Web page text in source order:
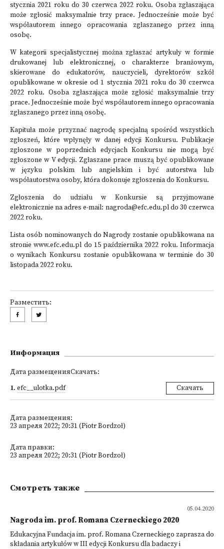
stycznia 2021 roku do 30 czerwca 2022 roku. Osoba zgłaszająca
może zgłosić maksymalnie trzy prace. Jednocześnie może być
współautorem innego opracowania zgłaszanego przez inną
osobę.
W kategorii specjalistycznej można zgłaszać artykuły w formie
drukowanej lub elektronicznej, o charakterze branżowym,
skierowane do edukatorów, nauczycieli, dyrektorów szkół
opublikowane w okresie od 1 stycznia 2021 roku do 30 czerwca
2022 roku. Osoba zgłaszająca może zgłosić maksymalnie trzy
prace. Jednocześnie może być współautorem innego opracowania
zgłaszanego przez inną osobę.
Kapituła może przyznać nagrodę specjalną spośród wszystkich
zgłoszeń, które wpłynęły w danej edycji Konkursu. Publikacje
zgłoszone w poprzednich edycjach Konkursu nie mogą być
zgłoszone w V edycji. Zgłaszane prace muszą być opublikowane
w języku polskim lub angielskim i być autorstwa lub
współautorstwa osoby, która dokonuje zgłoszenia do Konkursu.
Zgłoszenia do udziału w Konkursie są przyjmowane
elektronicznie na adres e-mail: nagroda@efc.edu.pl do 30 czerwca
2022 roku.
Lista osób nominowanych do Nagrody zostanie opublikowana na
stronie www.efc.edu.pl do 15 października 2022 roku. Informacja
o wynikach Konkursu zostanie opublikowana w terminie do 30
listopada 2022 roku.
Разместить:
Информация
Дата размещенияСкачать:
1. efc__ulotka.pdf Скачать
Дата размещения:
23 апреля 2022; 20:31 (Piotr Bordzoł)
Дата правки:
23 апреля 2022; 20:31 (Piotr Bordzoł)
Смотреть также
05.04.2020
Nagroda im. prof. Romana Czerneckiego 2020
Edukacyjna Fundacja im. prof. Romana Czerneckiego zaprasza do
składania artykułów w III edycji Konkursu dla badaczy i